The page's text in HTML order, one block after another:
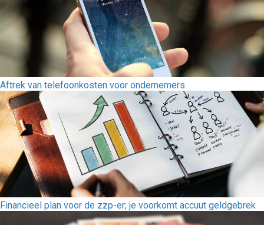
Aftrek van telefoonkosten voor ondernemers
Financieel plan voor de zzp-er; je voorkomt accuut geldgebrek